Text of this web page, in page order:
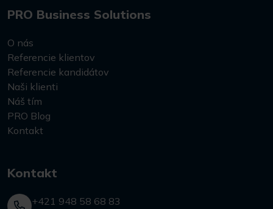
PRO Business Solutions
O nás
Referencie klientov
Referencie kandidátov
Naši klienti
Náš tím
PRO Blog
Kontakt
Kontakt
+421 948 58 68 83